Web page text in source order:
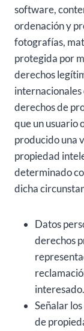
software,
ordenación y
fotografías,
protegida por
derechos
internacionales
derechos de
que un usuario
producido una
propiedad
determinado
dicha
Datos
derechos
interesado.
Señalar
de